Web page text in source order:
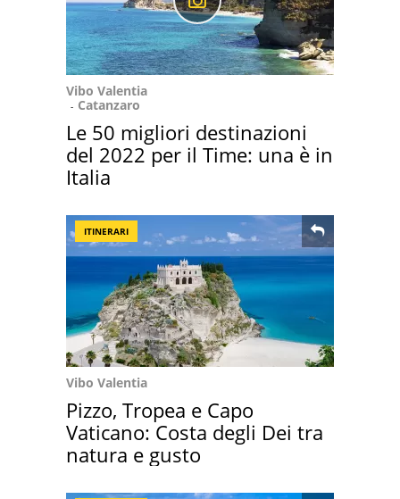
Vibo Valentia
Catanzaro
Le 50 migliori destinazioni
del 2022 per il Time: una è in
Italia
ITINERARI
Vibo Valentia
Pizzo, Tropea e Capo
Vaticano: Costa degli Dei tra
natura e gusto